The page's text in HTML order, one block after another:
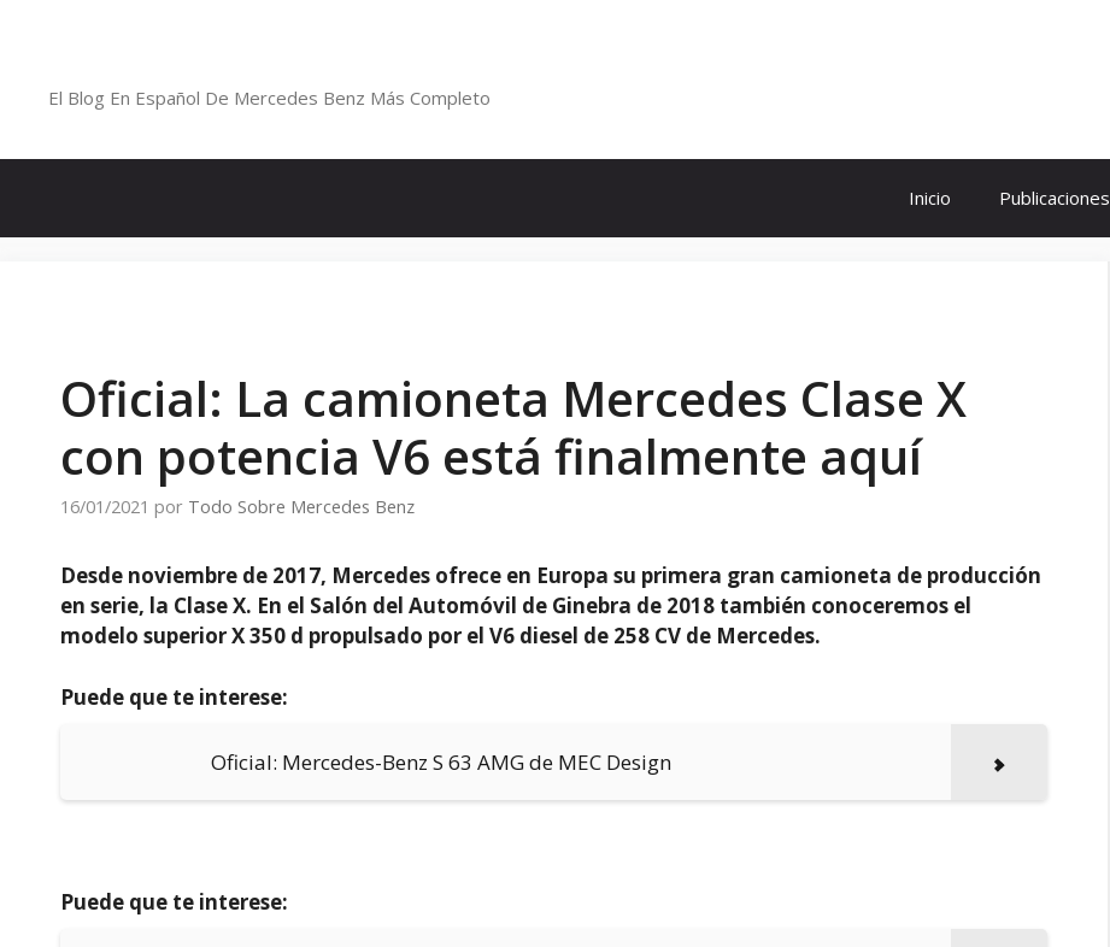
El Blog En Español De Mercedes Benz Más Completo
Inicio Publicaciones
Oficial: La camioneta Mercedes Clase X
con potencia V6 está finalmente aquí
16/01/2021 por Todo Sobre Mercedes Benz
Desde noviembre de 2017, Mercedes ofrece en Europa su primera gran camioneta de producción
en serie, la Clase X. En el Salón del Automóvil de Ginebra de 2018 también conoceremos el
modelo superior X 350 d propulsado por el V6 diesel de 258 CV de Mercedes.
Puede que te interese:
Oficial: Mercedes-Benz S 63 AMG de MEC Design
Puede que te interese: